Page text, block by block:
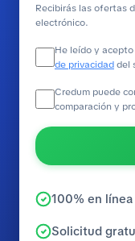
Recibirás las ofertas
electrónico.
He leído y
de privacidaddel
Credum puede
comparación y
100% en
Solicitud